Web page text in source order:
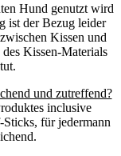
Hund genutzt wird
ist der Bezug leider
Kissen und
Kissen-Materials
und zutreffend?
inclusive
für jedermann